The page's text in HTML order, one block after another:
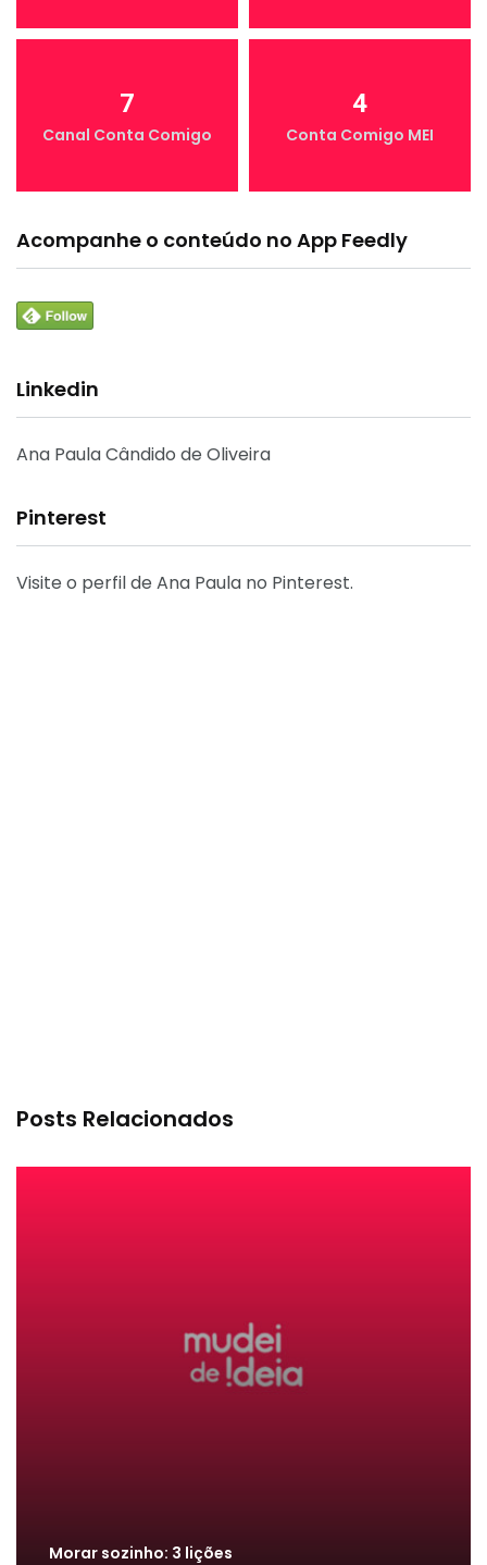
7
Canal Conta Comigo
4
Conta Comigo MEI
Acompanhe o conteúdo no App Feedly
Linkedin
Ana Paula Cândido de Oliveira
Pinterest
Visite o perfil de Ana Paula no Pinterest.
Posts Relacionados
Morar sozinho: 3 lições